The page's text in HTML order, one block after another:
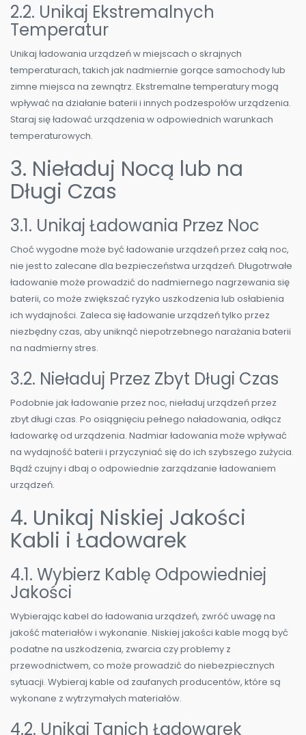
2.2. Unikaj Ekstremalnych
Temperatur
Unikaj ładowania urządzeń w miejscach o skrajnych
temperaturach, takich jak nadmiernie gorące samochody lub
zimne miejsca na zewnątrz. Ekstremalne temperatury mogą
wpływać na działanie baterii i innych podzespołów urządzenia.
Staraj się ładować urządzenia w odpowiednich warunkach
temperaturowych.
3. Nieładuj Nocą lub na
Długi Czas
3.1. Unikaj Ładowania Przez Noc
Choć wygodne może być ładowanie urządzeń przez całą noc,
nie jest to zalecane dla bezpieczeństwa urządzeń. Długotrwałe
ładowanie może prowadzić do nadmiernego nagrzewania się
baterii, co może zwiększać ryzyko uszkodzenia lub osłabienia
ich wydajności. Zaleca się ładowanie urządzeń tylko przez
niezbędny czas, aby uniknąć niepotrzebnego narażania baterii
na nadmierny stres.
3.2. Nieładuj Przez Zbyt Długi Czas
Podobnie jak ładowanie przez noc, nieładuj urządzeń przez
zbyt długi czas. Po osiągnięciu pełnego naładowania, odłącz
ładowarkę od urządzenia. Nadmiar ładowania może wpływać
na wydajność baterii i przyczyniać się do ich szybszego zużycia.
Bądź czujny i dbaj o odpowiednie zarządzanie ładowaniem
urządzeń.
4. Unikaj Niskiej Jakości
Kabli i Ładowarek
4.1. Wybierz Kablę Odpowiedniej
Jakości
Wybierając kabel do ładowania urządzeń, zwróć uwagę na
jakość materiałów i wykonanie. Niskiej jakości kable mogą być
podatne na uszkodzenia, zwarcia czy problemy z
przewodnictwem, co może prowadzić do niebezpiecznych
sytuacji. Wybieraj kable od zaufanych producentów, które są
wykonane z wytrzymałych materiałów.
4.2. Unikaj Tanich Ładowarek